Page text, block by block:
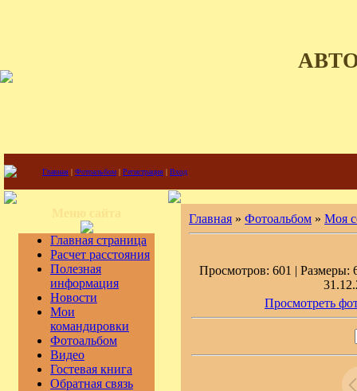
Главная | Фотоальбом | Регистрация | Вход
Главная страница
Расчет расстояния
Полезная
информация
Новости
Мои
командировки
Фотоальбом
Видео
Гостевая книга
Обратная связь
Главная » Фотоальбом » Моя
Просмотров: 601 | Размеры:
Просмотреть